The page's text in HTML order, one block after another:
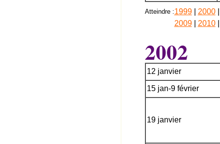
Atteindre :1999| 2000
2009| 2010
2002
12 janvier
15 jan-9 février
19 janvier